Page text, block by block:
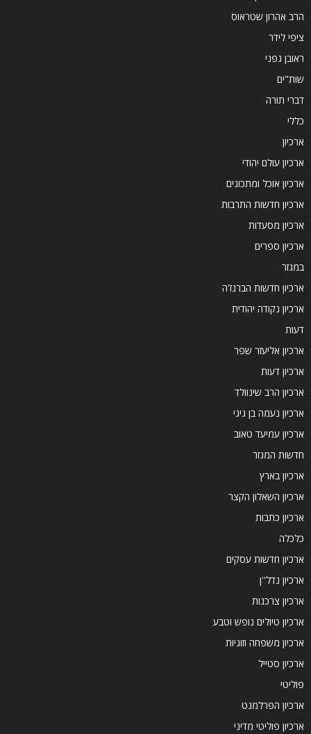
הרב אהרון שטראוס
ציפי לידר
ראובן גפני
שות"ים
דברי תורה
כללי
ארכיון
ארכיון עולם יהודי
ארכיון אוכל ומתכונים
ארכיון חדשות התרבות
ארכיון מסעדות
ארכיון ספרים
במגזר
ארכיון חדשות הברנז'ה
ארכיון נקודה יהודית
דעות
ארכיון אליעזר שפר
ארכיון דעות
ארכיון הרב שינוולד
ארכיון נעמה בן גיגי
ארכיון עמיעד טאוב
חדשות המגזר
ארכיון בארץ
ארכיון השאלון הקצר
ארכיון כתבות
כלכלה
ארכיון חדשות עסקים
ארכיון נדל''ן
ארכיון צרכנות
ארכיון טיולים נופש וטבע
ארכיון משפחה וזוגיות
ארכיון סטייל
פוליטי
ארכיון הפרלמנט
ארכיון פוליטי מדיני